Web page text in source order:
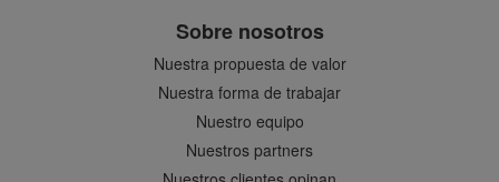
Sobre nosotros
Nuestra propuesta de valor
Nuestra forma de trabajar
Nuestro equipo
Nuestros partners